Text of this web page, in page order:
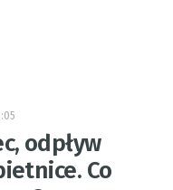
odpływ
Co